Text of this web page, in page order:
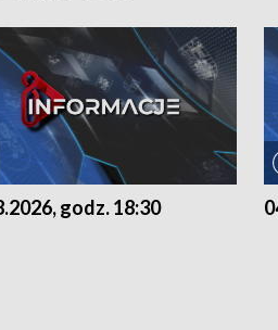
godz. 18:30